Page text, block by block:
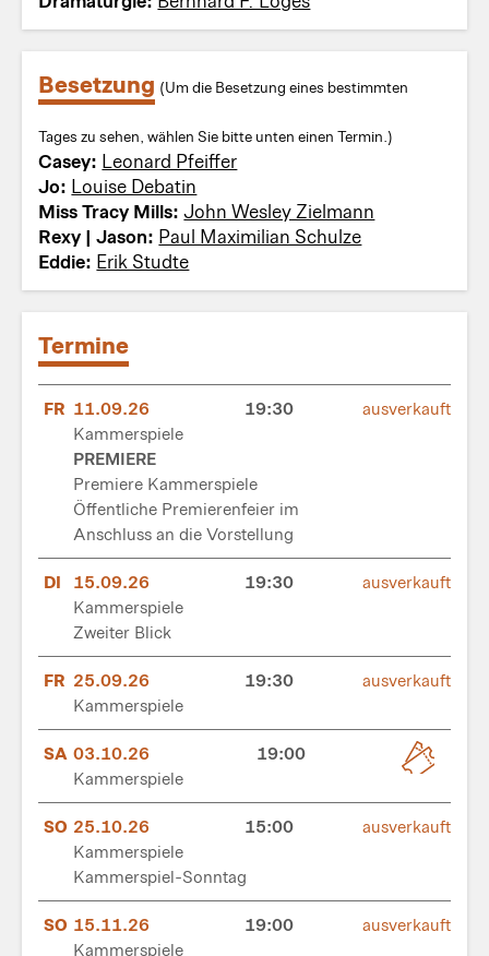
Besetzung (Um die Besetzung eines bestimmten
Tages zu sehen, wählen Sie bitte unten einen Termin.)
Casey: Leonard Pfeiffer
Jo: Louise Debatin
Miss Tracy Mills:John Wesley Zielmann
Rexy | Jason: Paul Maximilian Schulze
Eddie: Erik Studte
Termine
FR 11.09.26
19:30
Kammerspiele
PREMIERE
Premiere Kammerspiele
Öffentliche Premierenfeier im
Anschluss an die Vorstellung
ausverkauft
DI 15.09.26
19:30
Kammerspiele
Zweiter Blick
ausverkauft
FR 25.09.26
19:30
Kammerspiele
ausverkauft
SA 03.10.26
19:00
Kammerspiele
SO 25.10.26
15:00
Kammerspiele
Kammerspiel-Sonntag
ausverkauft
SO 15.11.26
19:00
Kammerspiele
ausverkauft